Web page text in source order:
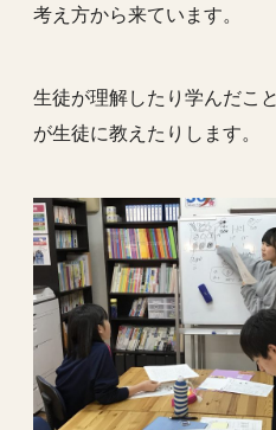
考え方から来ています。
生徒が理解したり学んだこ
が生徒に教えたりします。